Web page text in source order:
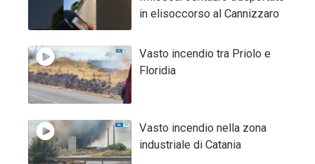
in elisoccorso al Cannizzaro
Vasto incendio tra Priolo e
Floridia
Vasto incendio nella zona
industriale di Catania